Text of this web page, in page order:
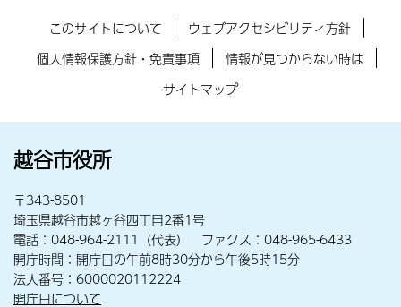
このサイトについて
ウェブアクセシビリティ方針
個人情報保護方針・免責事項
情報が見つからない時は
サイトマップ
越谷市役所
〒343-8501
埼玉県越谷市越ヶ谷四丁目2番1号
電話：048-964-2111（代表） ファクス：048-965-6433
開庁時間：開庁日の午前8時30分から午後5時15分
法人番号：6000020112224
開庁日について